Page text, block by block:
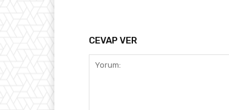
CEVAP VER